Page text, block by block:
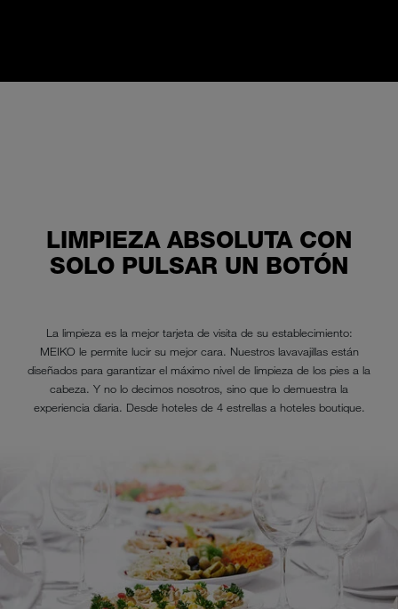
LIMPIEZA ABSOLUTA CON
SOLO PULSAR UN BOTÓN
La limpieza es la mejor tarjeta de visita de su establecimiento:
MEIKO le permite lucir su mejor cara. Nuestros lavavajillas están
diseñados para garantizar el máximo nivel de limpieza de los pies a la
cabeza. Y no lo decimos nosotros, sino que lo demuestra la
experiencia diaria. Desde hoteles de 4 estrellas a hoteles boutique.